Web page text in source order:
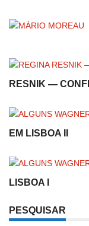
RESNIK —
EM LISBOA II
LISBOA I
PESQUISAR